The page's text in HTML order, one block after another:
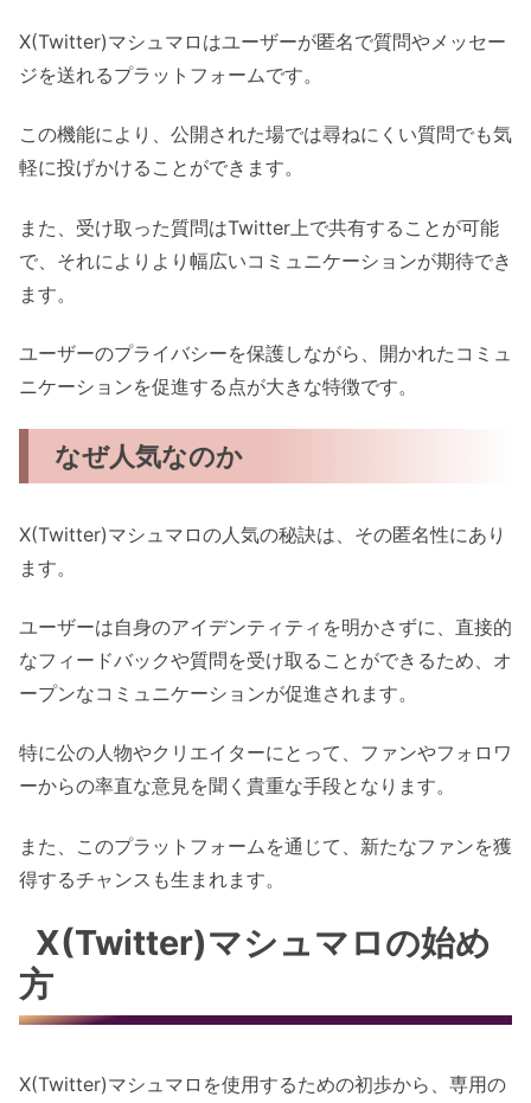
X(Twitter)マシュマロはユーザーが匿名で質問やメッセー
ジを送れるプラットフォームです。
この機能により、公開された場では尋ねにくい質問でも気
軽に投げかけることができます。
また、受け取った質問はTwitter上で共有することが可能
で、それによりより幅広いコミュニケーションが期待でき
ます。
ユーザーのプライバシーを保護しながら、開かれたコミュ
ニケーションを促進する点が大きな特徴です。
なぜ人気なのか
X(Twitter)マシュマロの人気の秘訣は、その匿名性にあり
ます。
ユーザーは自身のアイデンティティを明かさずに、直接的
なフィードバックや質問を受け取ることができるため、オ
ープンなコミュニケーションが促進されます。
特に公の人物やクリエイターにとって、ファンやフォロワ
ーからの率直な意見を聞く貴重な手段となります。
また、このプラットフォームを通じて、新たなファンを獲
得するチャンスも生まれます。
X(Twitter)マシュマロの始め
方
X(Twitter)マシュマロを使用するための初歩から、専用の